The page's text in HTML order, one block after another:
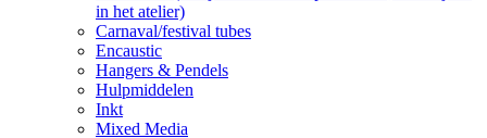
in het atelier)
Carnaval/festival tubes
Encaustic
Hangers & Pendels
Hulpmiddelen
Inkt
Mixed Media